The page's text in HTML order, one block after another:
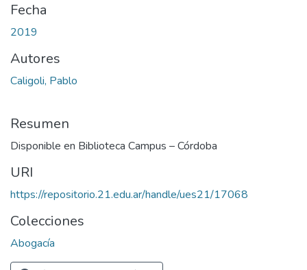
Fecha
2019
Autores
Caligoli, Pablo
Resumen
Disponible en Biblioteca Campus – Córdoba
URI
https://repositorio.21.edu.ar/handle/ues21/17068
Colecciones
Abogacía